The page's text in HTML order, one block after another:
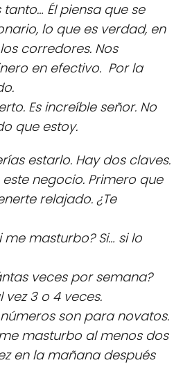
Él piensa que se
lo que es verdad, en
corredores. Nos
en efectivo. Por la
Es increíble señor. No
que estoy.
estarlo. Hay dos claves.
negocio. Primero que
relajado. ¿Te
me masturbo? Si… si lo
veces por semana?
vez 3 o 4 veces.
números son para novatos.
masturbo al menos dos
en la mañana después